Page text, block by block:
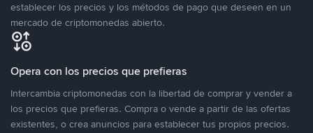
establecer los precios y los métodos de pago que deseen en un
mercado de criptomonedas abierto.
Opera con los precios que prefieras
Intercambia criptomonedas con la libertad de comprar y vender a
los precios que prefieras. Compra o vende a partir de las ofertas
existentes, o crea anuncios para establecer tus propios precios.